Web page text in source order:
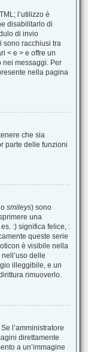
l’utilizzo è
disabilitarlo di
di invio
sono racchiusi tra
< e > e offre un
nei messaggi. Per
nella pagina
che sia
parte delle funzioni
o smileys) sono
una
:) significa felice, :
queste serie
è visibile nella
delle
illeggibile, e un
rimuoverlo.
l’amministratore
direttamente
a un’immagine